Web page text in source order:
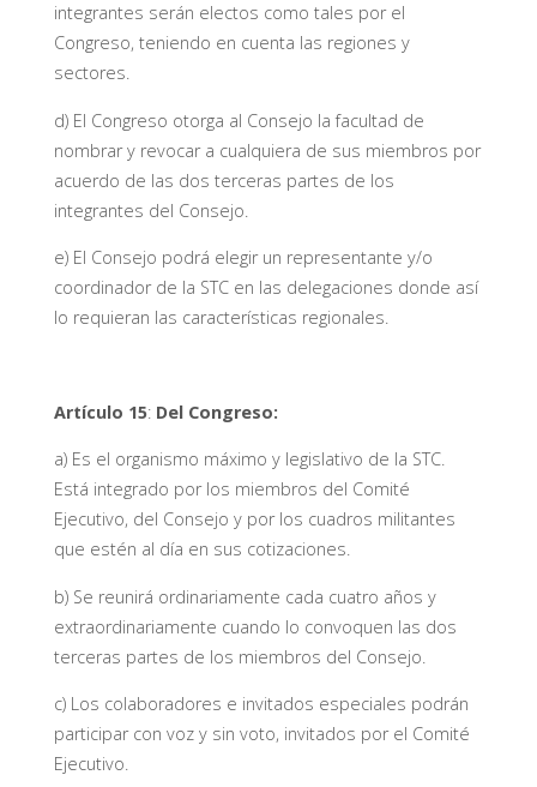
integrantes serán electos como tales por el
Congreso, teniendo en cuenta las regiones y
sectores.
d) El Congreso otorga al Consejo la facultad de
nombrar y revocar a cualquiera de sus miembros por
acuerdo de las dos terceras partes de los
integrantes del Consejo.
e) El Consejo podrá elegir un representante y/o
coordinador de la STC en las delegaciones donde así
lo requieran las características regionales.
Artículo 15: Del Congreso:
a) Es el organismo máximo y legislativo de la STC.
Está integrado por los miembros del Comité
Ejecutivo, del Consejo y por los cuadros militantes
que estén al día en sus cotizaciones.
b) Se reunirá ordinariamente cada cuatro años y
extraordinariamente cuando lo convoquen las dos
terceras partes de los miembros del Consejo.
c) Los colaboradores e invitados especiales podrán
participar con voz y sin voto, invitados por el Comité
Ejecutivo.